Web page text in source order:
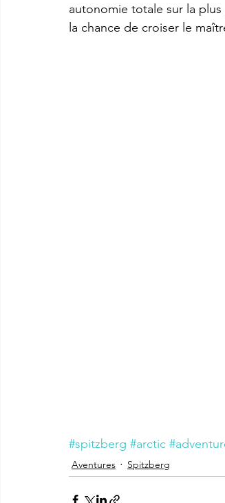
autonomie totale sur la
la chance de croiser le
#spitzberg #arctic
Aventures Spitzberg